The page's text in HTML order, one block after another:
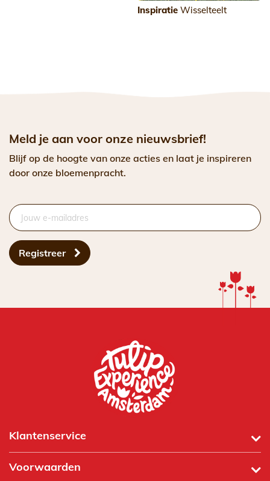
Inspiratie Wisselteelt
Meld je aan voor onze nieuwsbrief!
Blijf op de hoogte van onze acties en laat je inspireren
door onze bloemenpracht.
Registreer
Klantenservice
Voorwaarden